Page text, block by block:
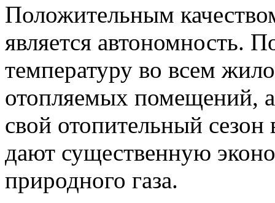
Положительным
является автономность.
температуру во всем
отопляемых помещений,
свой отопительный
дают существенную
природного газа.